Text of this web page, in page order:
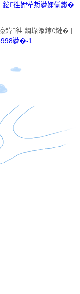
鍏徃娌荤悊鍙婅偂鏉�
鍏徃 鐗堟潈鎵€鏈� |
鍙�-1